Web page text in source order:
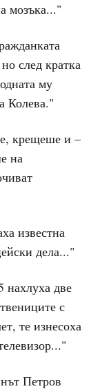
мозъка..."
след кратка
му
Колева."
крещеше и –
на
известна
дела..."
нахлуха две
с
те изнесоха
Петров